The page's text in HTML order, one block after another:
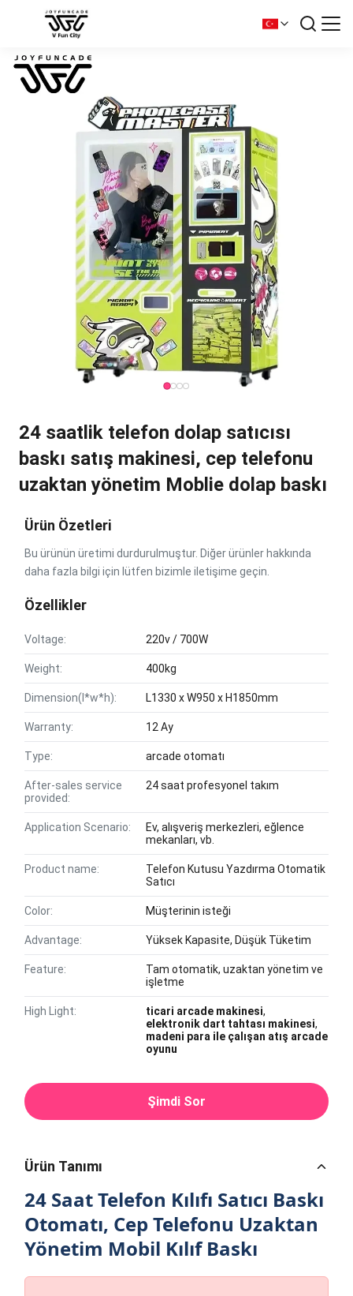
24 saatlik telefon dolap satıcısı
baskı satış makinesi, cep telefonu
uzaktan yönetim Moblie dolap baskı
Ürün Özetleri
Bu ürünün üretimi durdurulmuştur. Diğer ürünler hakkında
daha fazla bilgi için lütfen bizimle iletişime geçin.
Özellikler
Voltage: 220v / 700W
Weight: 400kg
Dimension(l*w*h): L1330 x W950 x H1850mm
Warranty: 12 Ay
Type: arcade otomatı
After-sales service
provided:
24 saat profesyonel takım
Application Scenario:
Ev, alışveriş merkezleri, eğlence
mekanları, vb.
Product name:
Telefon Kutusu Yazdırma Otomatik
Satıcı
Color: Müşterinin isteği
Advantage: Yüksek Kapasite, Düşük Tüketim
Feature:
Tam otomatik, uzaktan yönetim ve
işletme
High Light: ticari arcade makinesi,
elektronik dart tahtası makinesi,
madeni para ile çalışan atış arcade
oyunu
Şimdi Sor
Ürün Tanımı
24 Saat Telefon Kılıfı Satıcı Baskı
Otomatı, Cep Telefonu Uzaktan
Yönetim Mobil Kılıf Baskı